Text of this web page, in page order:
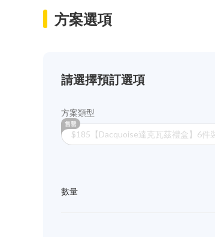
方案選項
請選擇預訂選項
方案類型
$185【Dacquoise達克瓦茲禮盒】6件
數量